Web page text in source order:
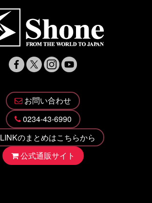
お問い合わせ
0234-43-6990
LINKのまとめはこちらから
公式通販サイト